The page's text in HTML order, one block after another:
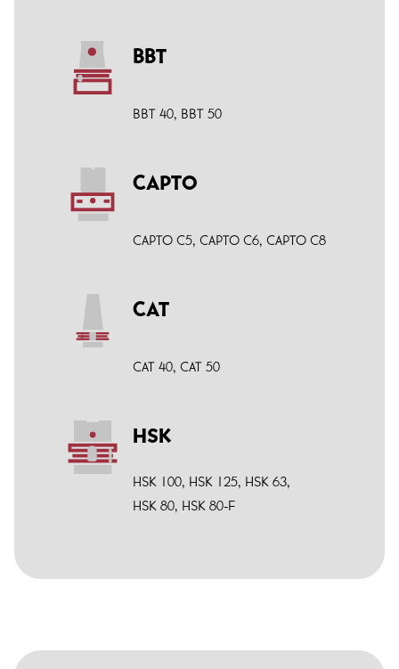
BBT
BBT 40, BBT 50
CAPTO
CAPTO C5, CAPTO C6, CAPTO C8
CAT
CAT 40, CAT 50
HSK
HSK 100, HSK 125, HSK 63,
HSK 80, HSK 80-F